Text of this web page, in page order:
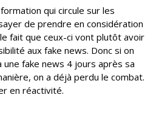
qui circule sur les
de prendre en considération
fait que ceux-ci vont plutôt avoir
aux fake news. Donc si on
fake news 4 jours après sa
on a déjà perdu le combat.
en réactivité.